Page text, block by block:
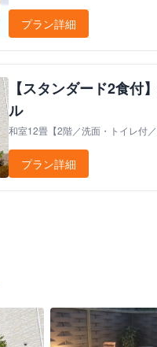
プラン詳細
【スタンダード2食付
ル
和室12畳【2階／洗面・トイレ付
プラン詳細